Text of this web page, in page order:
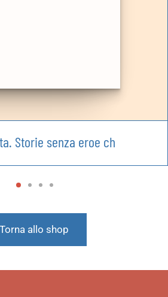
Storie senza eroe ch
Torna allo shop